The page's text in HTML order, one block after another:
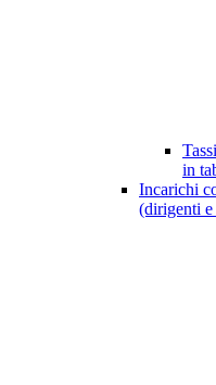
in
Incarichi
(dirigenti